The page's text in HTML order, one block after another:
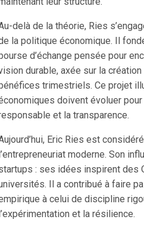
delà de la théorie, Ries
la politique économique. Il
d’échange pensée pour
durable, axée sur la
trimestriels. Ce projet
doivent évoluer
et la transparence.
Eric Ries est
moderne. Son
: ses idées inspirent des
Il a contribué à faire
à celui de discipline
et la résilience.